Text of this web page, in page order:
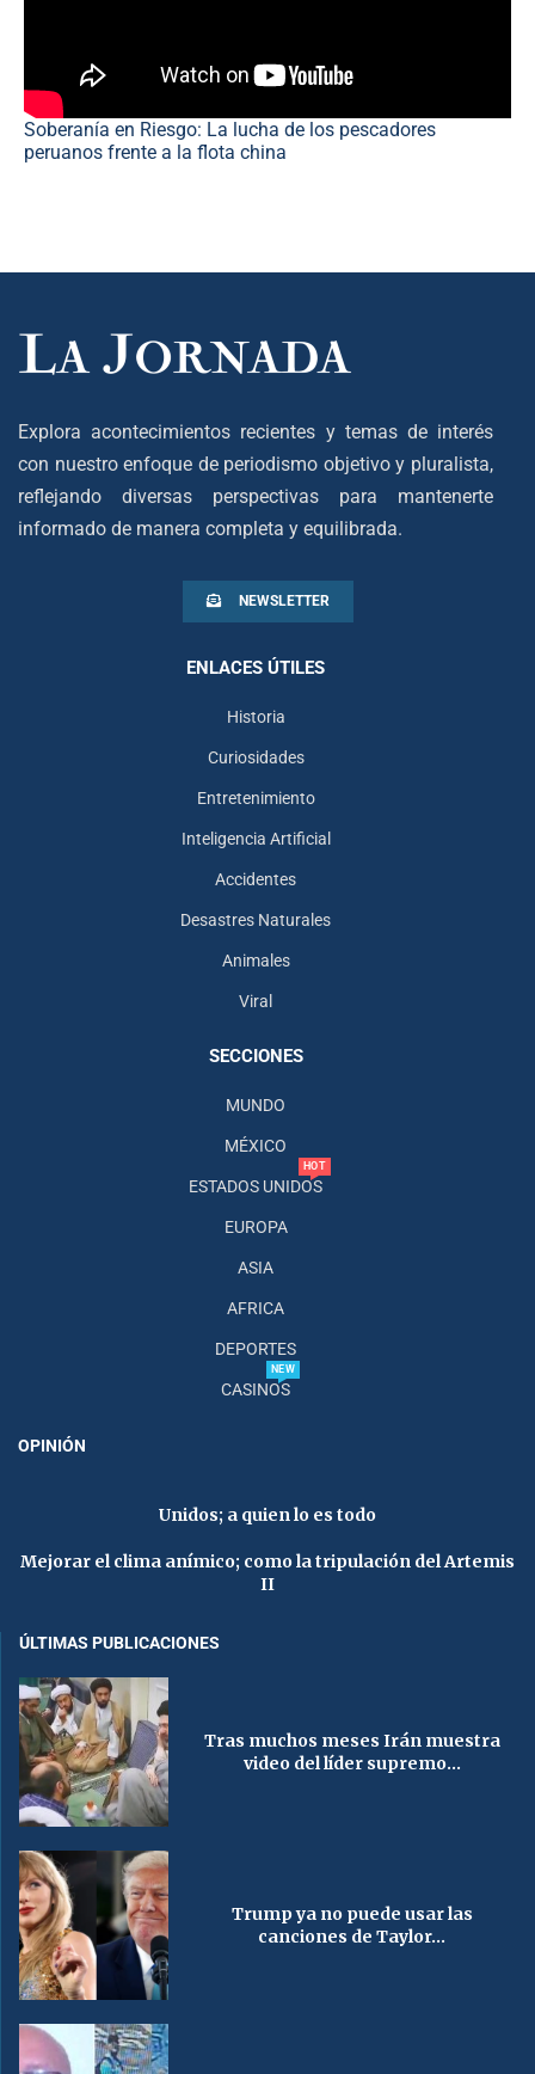
Soberanía en Riesgo: La lucha de los pescadores
peruanos frente a la flota china
Explora acontecimientos recientes y temas de interés
con nuestro enfoque de periodismo objetivo y pluralista,
reflejando diversas perspectivas para mantenerte
informado de manera completa y equilibrada.
NEWSLETTER
ENLACES ÚTILES
Historia
Curiosidades
Entretenimiento
Inteligencia Artificial
Accidentes
Desastres Naturales
Animales
Viral
SECCIONES
MUNDO
MÉXICO
ESTADOS UNIDOS
HOT
EUROPA
ASIA
AFRICA
DEPORTES
CASINOS
NEW
OPINIÓN
Unidos; a quien lo es todo
Mejorar el clima anímico; como la tripulación del Artemis
II
ÚLTIMAS PUBLICACIONES
Tras muchos meses Irán muestra
video del líder supremo...
Trump ya no puede usar las
canciones de Taylor...